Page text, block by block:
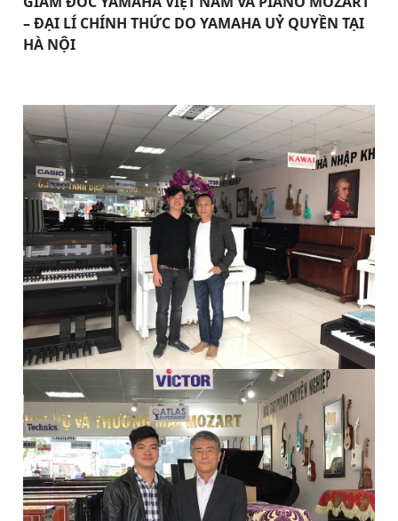
– ĐẠI LÍ CHÍNH THỨC DO YAMAHA UỶ QUYỀN TẠI
HÀ NỘI